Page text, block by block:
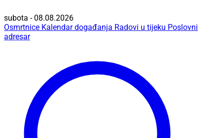
subota - 08.08.2026
Osmrtnice Kalendar događanja Radovi u tijeku Poslovni
adresar